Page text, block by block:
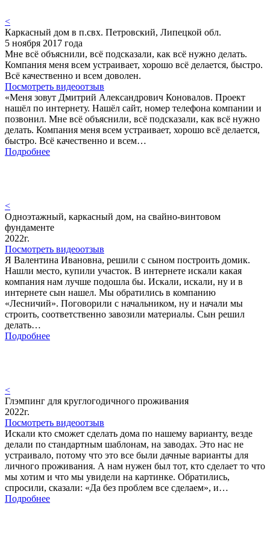
<
Каркасный дом в п.свх. Петровский, Липецкой обл.
5 ноября 2017 года
Мне всё объяснили, всё подсказали, как всё нужно делать.
Компания меня всем устраивает, хорошо всё делается, быстро.
Всё качественно и всем доволен.
Посмотреть видеоотзыв
«Меня зовут Дмитрий Александрович Коновалов. Проект
нашёл по интернету. Нашёл сайт, номер телефона компании и
позвонил. Мне всё объяснили, всё подсказали, как всё нужно
делать. Компания меня всем устраивает, хорошо всё делается,
быстро. Всё качественно и всем…
Подробнее
<
Одноэтажный, каркасный дом, на свайно-винтовом
фундаменте
2022г.
Посмотреть видеоотзыв
Я Валентина Ивановна, решили с сыном построить домик.
Нашли место, купили участок. В интернете искали какая
компания нам лучше подошла бы. Искали, искали, ну и в
интернете сын нашел. Мы обратились в компанию
«Лесничий». Поговорили с начальником, ну и начали мы
строить, соответственно завозили материалы. Сын решил
делать…
Подробнее
<
Глэмпинг для круглогодичного проживания
2022г.
Посмотреть видеоотзыв
Искали кто сможет сделать дома по нашему варианту, везде
делали по стандартным шаблонам, на заводах. Это нас не
устраивало, потому что это все были дачные варианты для
личного проживания. А нам нужен был тот, кто сделает то что
мы хотим и что мы увидели на картинке. Обратились,
спросили, сказали: «Да без проблем все сделаем», и…
Подробнее